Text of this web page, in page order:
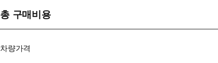
총 구매비용
차량가격